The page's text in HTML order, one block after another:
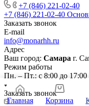
+7 (846) 221-02-40
+7 (846) 221-02-40
Заказать звонок
E-mail
info@monarhh.ru
Адрес
Ваш город: Самара г.
Режим работы
Пн. – Пт.: с 8:00 до 17:00
Заказать звонок
Главная
Корзина